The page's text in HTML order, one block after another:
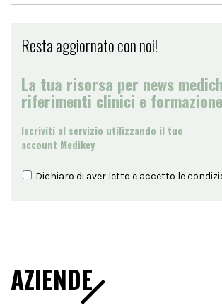
Resta aggiornato con noi!
La tua risorsa per news
riferimenti clinici e
Iscriviti al servizio utilizzando il tuo
account Medikey
Dichiaro di aver letto e accetto le
AZIENDE